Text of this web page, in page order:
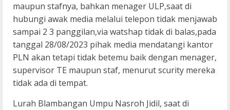
maupun stafnya, bahkan menager ULP,saat di
hubungi awak media melalui telepon tidak menjawab
sampai 2 3 panggilan,via watshap tidak di balas,pada
tanggal 28/08/2023 pihak media mendatangi kantor
PLN akan tetapi tidak betemu baik dengan menager,
supervisor TE maupun staf, menurut scurity mereka
tidak ada di tempat.
Lurah Blambangan Umpu Nasroh Jidil, saat di